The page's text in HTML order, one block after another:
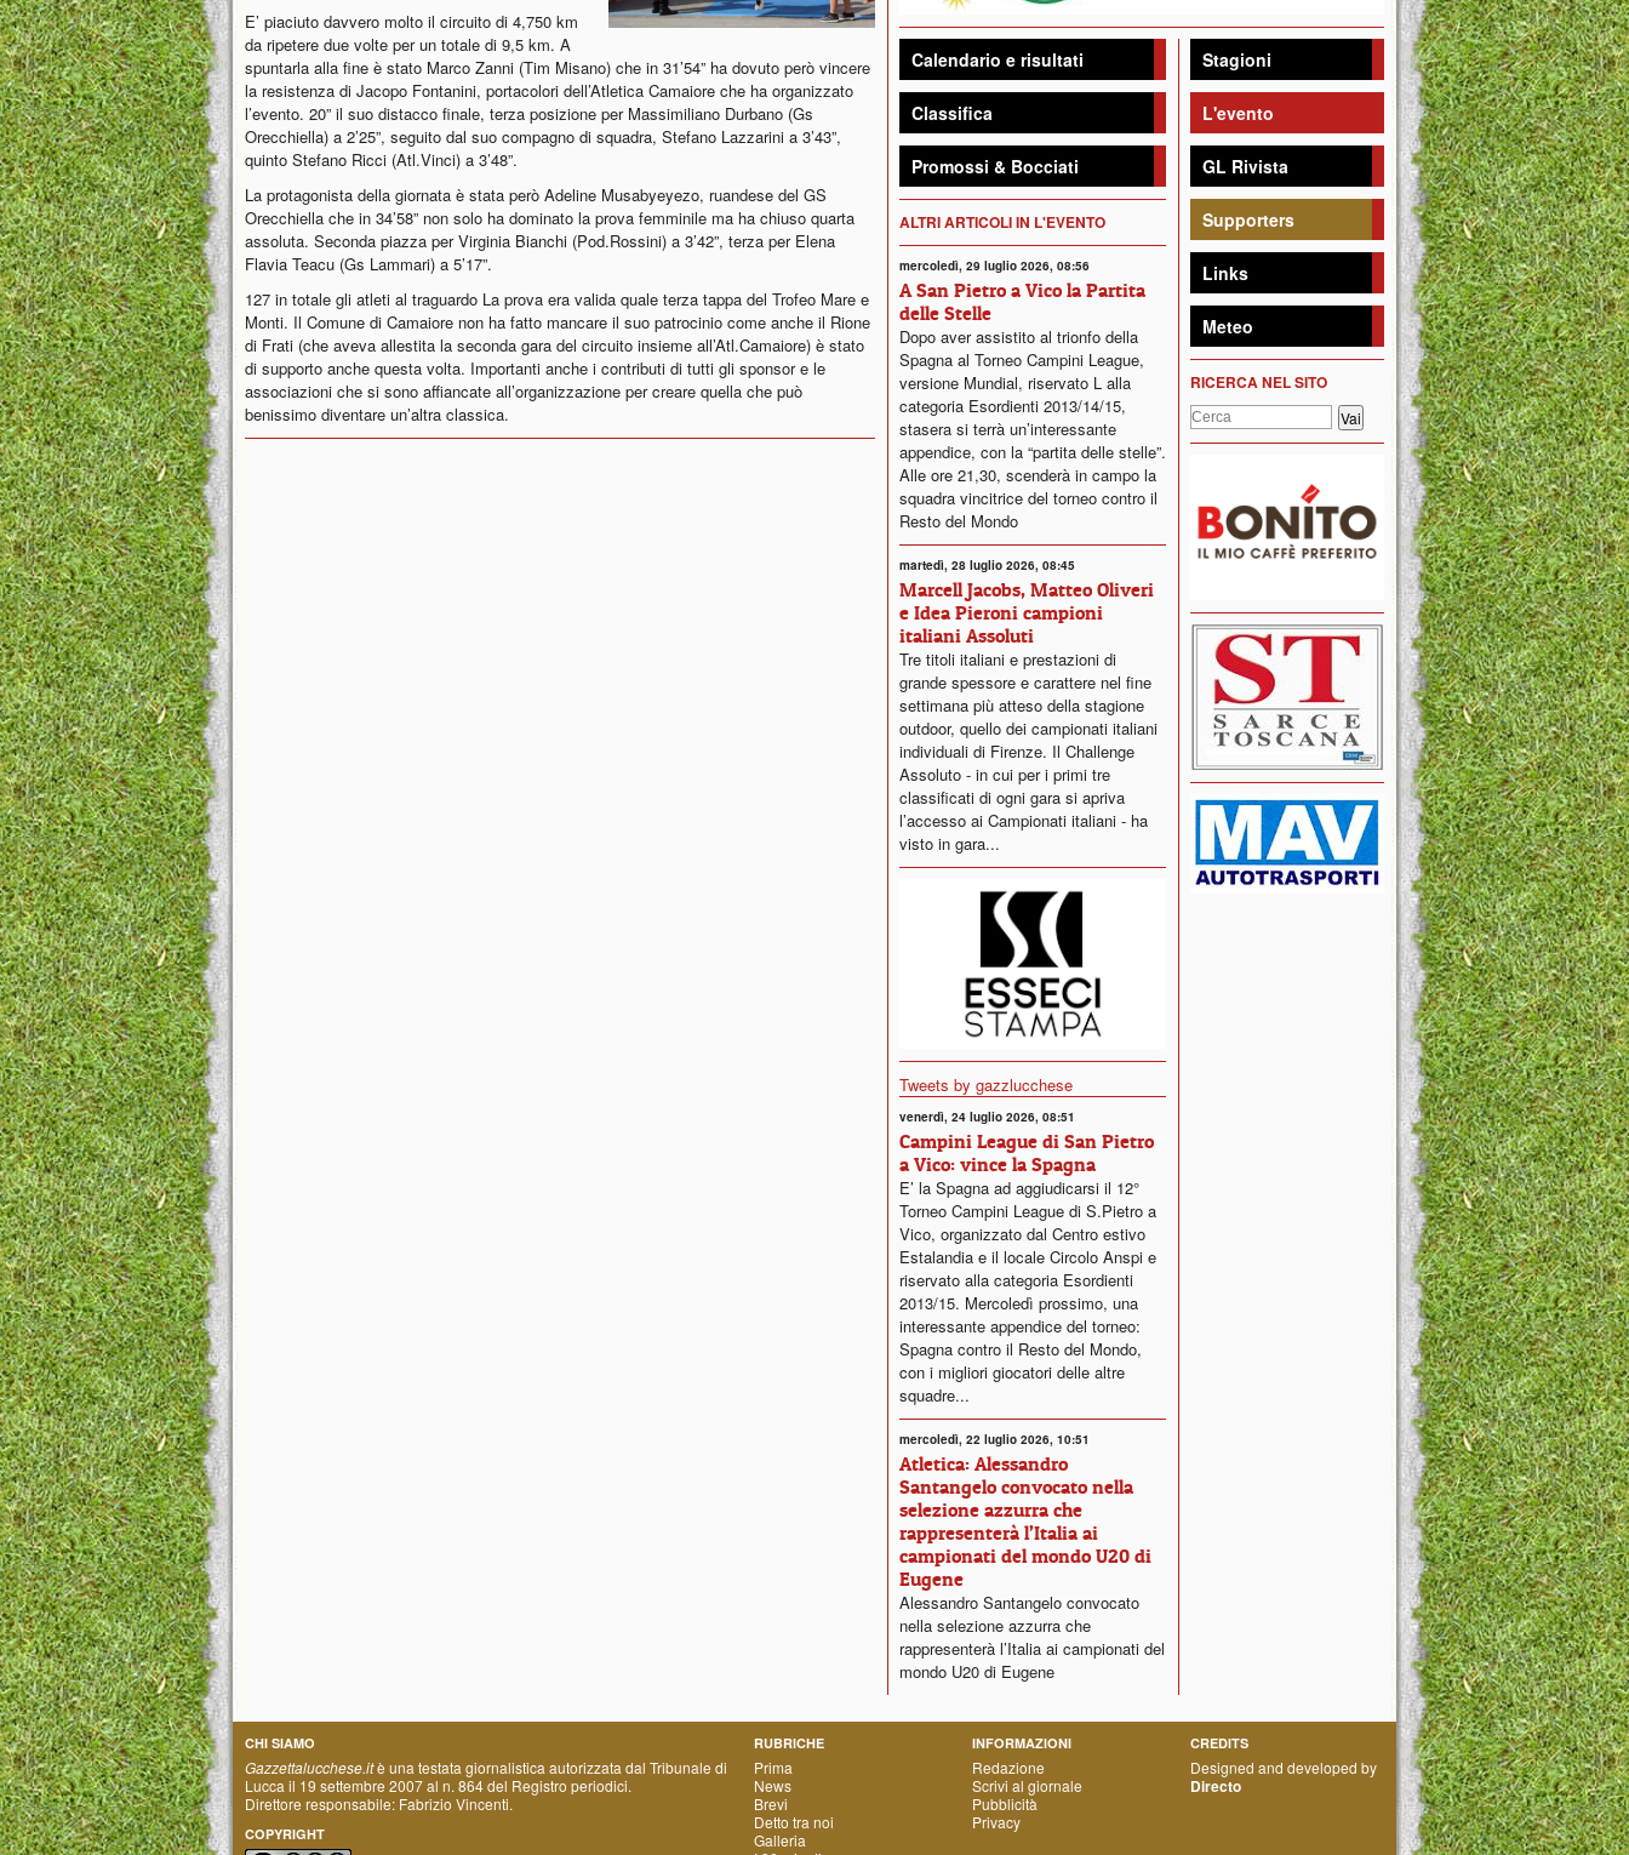
E’ piaciuto davvero molto il circuito di 4,750 km
da ripetere due volte per un totale di 9,5 km. A
spuntarla alla fine è stato Marco Zanni (Tim Misano) che in 31’54” ha dovuto però vincere
la resistenza di Jacopo Fontanini, portacolori dell’Atletica Camaiore che ha organizzato
l’evento. 20” il suo distacco finale, terza posizione per Massimiliano Durbano (Gs
Orecchiella) a 2’25”, seguito dal suo compagno di squadra, Stefano Lazzarini a 3’43”,
quinto Stefano Ricci (Atl.Vinci) a 3’48”.
La protagonista della giornata è stata però Adeline Musabyeyezo, ruandese del GS
Orecchiella che in 34’58” non solo ha dominato la prova femminile ma ha chiuso quarta
assoluta. Seconda piazza per Virginia Bianchi (Pod.Rossini) a 3’42”, terza per Elena
Flavia Teacu (Gs Lammari) a 5’17”.
127 in totale gli atleti al traguardo La prova era valida quale terza tappa del Trofeo Mare e
Monti. Il Comune di Camaiore non ha fatto mancare il suo patrocinio come anche il Rione
di Frati (che aveva allestita la seconda gara del circuito insieme all’Atl.Camaiore) è stato
di supporto anche questa volta. Importanti anche i contributi di tutti gli sponsor e le
associazioni che si sono affiancate all’organizzazione per creare quella che può
benissimo diventare un’altra classica.
Calendario e risultati
Classifica
Promossi & Bocciati
ALTRI ARTICOLI IN L'EVENTO
mercoledì, 29 luglio 2026, 08:56
A San Pietro a Vico la Partita
delle Stelle
Dopo aver assistito al trionfo della
Spagna al Torneo Campini League,
versione Mundial, riservato L alla
categoria Esordienti 2013/14/15,
stasera si terrà un’interessante
appendice, con la “partita delle stelle”.
Alle ore 21,30, scenderà in campo la
squadra vincitrice del torneo contro il
Resto del Mondo
martedì, 28 luglio 2026, 08:45
Marcell Jacobs, Matteo Oliveri
e Idea Pieroni campioni
italiani Assoluti
Tre titoli italiani e prestazioni di
grande spessore e carattere nel fine
settimana più atteso della stagione
outdoor, quello dei campionati italiani
individuali di Firenze. Il Challenge
Assoluto - in cui per i primi tre
classificati di ogni gara si apriva
l’accesso ai Campionati italiani - ha
visto in gara...
Tweets by gazzlucchese
venerdì, 24 luglio 2026, 08:51
Campini League di San Pietro
a Vico: vince la Spagna
E’ la Spagna ad aggiudicarsi il 12°
Torneo Campini League di S.Pietro a
Vico, organizzato dal Centro estivo
Estalandia e il locale Circolo Anspi e
riservato alla categoria Esordienti
2013/15. Mercoledì prossimo, una
interessante appendice del torneo:
Spagna contro il Resto del Mondo,
con i migliori giocatori delle altre
squadre...
mercoledì, 22 luglio 2026, 10:51
Atletica: Alessandro
Santangelo convocato nella
selezione azzurra che
rappresenterà l’Italia ai
campionati del mondo U20 di
Eugene
Alessandro Santangelo convocato
nella selezione azzurra che
rappresenterà l’Italia ai campionati del
mondo U20 di Eugene
Stagioni
L'evento
GL Rivista
Supporters
Links
Meteo
RICERCA NEL SITO
CHI SIAMO
Gazzettalucchese.itè una testata giornalistica autorizzata dal Tribunale di
Lucca il 19 settembre 2007 al n. 864 del Registro periodici.
Direttore responsabile: Fabrizio Vincenti.
COPYRIGHT
RUBRICHE
Prima
News
Brevi
Detto tra noi
Galleria
INFORMAZIONI
Redazione
Scrivi al giornale
Pubblicità
Privacy
CREDITS
Designed and developed by
Directo